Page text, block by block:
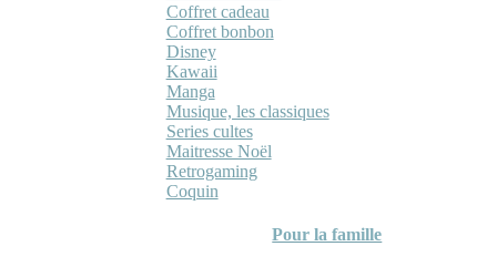
Coffret cadeau
Coffret bonbon
Disney
Kawaii
Manga
Musique, les classiques
Series cultes
Maitresse Noël
Retrogaming
Coquin
Pour la famille